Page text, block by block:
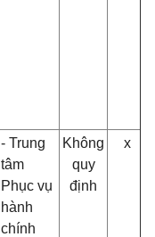
- Trung
tâm
Phục vụ
hành
chính
Không
quy
định
x